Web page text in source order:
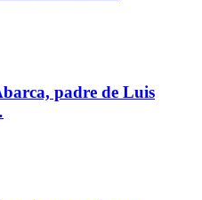
padre de Luis